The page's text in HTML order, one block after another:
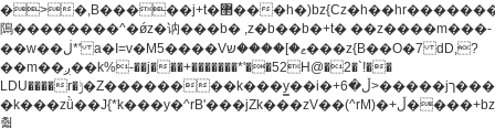
�>�,B�����j+t�޲���h�)bz{Cz�h��hr�������V��O��,����^j۫z�á'(�f�u�^r�b�w�
隝��������^�ǿz�讷���b� ,z�b��b�+t� ��z����m���-
��w��ڶ*' a�I=v�M5����Vޱ�]����ש���z{B��O�7 dD,?
��m��ږ��k%-��j���+�������*'��52H@�2�`!��
LDU����r�ݱ�Z��������k���y͇��i�+ڵ�6>�����jך���!
�k���zǜ��J{*k���y�^rB'���jZk���zV��(^rM)�+ڵ����+bz�k���z�)�+ڵ�rnnX�~�ܶ*'r�
춻